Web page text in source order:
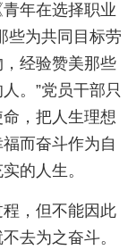
年在选择职业
些为共同目标劳
经验赞美那些
。”党员干部只
，把人生理想
而奋斗作为自
的人生。
，但不能因此
去为之奋斗。